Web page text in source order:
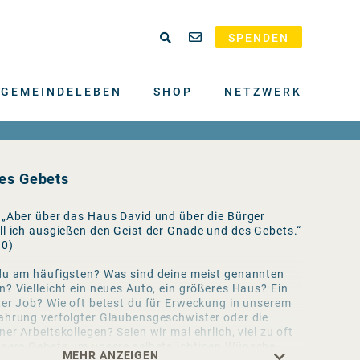
SPENDEN
GEMEINDELEBEN SHOP NETZWERK
Gebets
über das Haus David und über die Bürger
ich ausgießen den Geist der Gnade und des Gebets.“
am häufigsten? Was sind deine meist genannten
Vielleicht ein neues Auto, ein größeres Haus? Ein
Job? Wie oft betest du für Erweckung in unserem
verfolgter Glaubensgeschwister oder die
Arbeitskollegen? Seien wir mal ehrlich, viel zu oft